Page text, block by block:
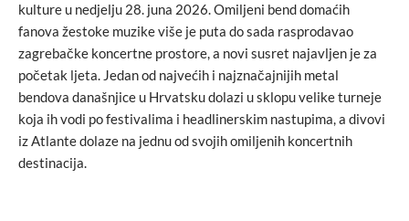
kulture u nedjelju 28. juna 2026. Omiljeni bend domaćih
fanova žestoke muzike više je puta do sada rasprodavao
zagrebačke koncertne prostore, a novi susret najavljen je za
početak ljeta. Jedan od najvećih i najznačajnijih metal
bendova današnjice u Hrvatsku dolazi u sklopu velike turneje
koja ih vodi po festivalima i headlinerskim nastupima, a divovi
iz Atlante dolaze na jednu od svojih omiljenih koncertnih
destinacija.